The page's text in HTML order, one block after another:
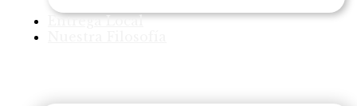
Entrega Local